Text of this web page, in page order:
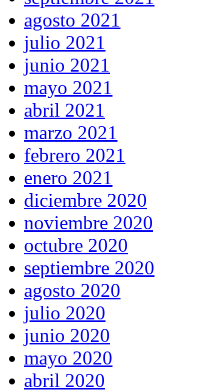
agosto 2021
julio 2021
junio 2021
mayo 2021
abril 2021
marzo 2021
febrero 2021
enero 2021
diciembre 2020
noviembre 2020
octubre 2020
septiembre 2020
agosto 2020
julio 2020
junio 2020
mayo 2020
abril 2020